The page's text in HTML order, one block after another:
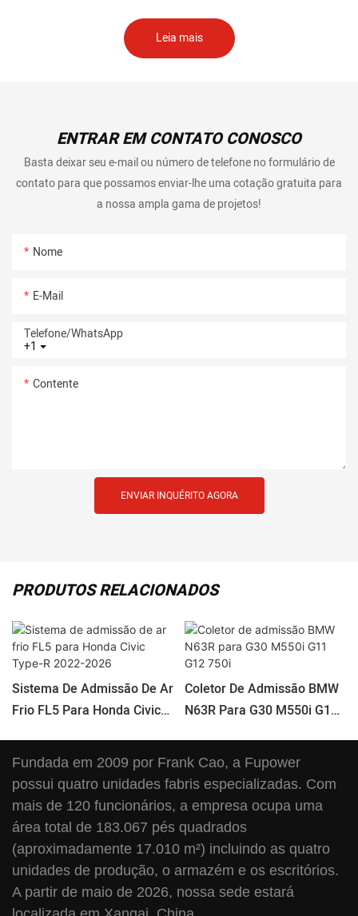
Leia mais
ENTRAR EM CONTATO CONOSCO
Basta deixar seu e-mail ou número de telefone no formulário de
contato para que possamos enviar-lhe uma cotação gratuita para
a nossa ampla gama de projetos!
Nome
E-Mail
+1
Telefone/whatsApp
Contente
ENVIAR INQUÉRITO AGORA
PRODUTOS RELACIONADOS
Sistema De Admissão De Ar
Frio FL5 Para Honda Civic
Coletor De Admissão BMW
N63R Para G30 M550i G11
Fundada em 2009 por Frank Cao, a Fupower
possui quatro unidades fabris especializadas. Com
mais de 120 funcionários, a empresa ocupa uma
área total de 183.067 pés quadrados
(aproximadamente 17.010 m²) incluindo as quatro
unidades de produção, o armazém e os escritórios.
A partir de maio de 2026, nossa sede estará